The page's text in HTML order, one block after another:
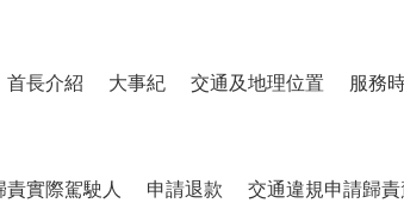
首長介紹 大事紀 交通及地理位置 服務
責實際駕駛人 申請退款 交通違規申請歸責